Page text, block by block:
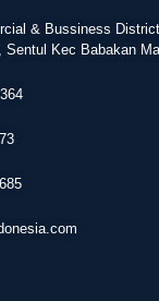
& Bussiness District
Kec Babakan